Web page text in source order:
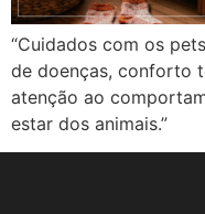
“Cuidados com os
de doenças, conforto
atenção ao
estar dos animais.”